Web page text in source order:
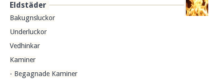
Eldstäder
Bakugnsluckor
Underluckor
Vedhinkar
Kaminer
- Begagnade Kaminer